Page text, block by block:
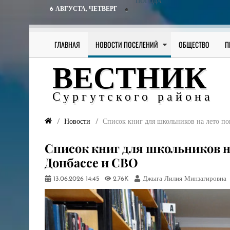
6 АВГУСТА, ЧЕТВЕРГ
ПОГОДА
ГЛАВНАЯ НОВОСТИ ПОСЕЛЕНИЙ ОБЩЕСТВО
ВЕСТНИК
Сургутского района
Новости ​Список книг для школьников на лето
​Список книг для школьников
Донбассе и СВО
13.06.2026 14:45 2.76K Джыга Лилия Минзагировна